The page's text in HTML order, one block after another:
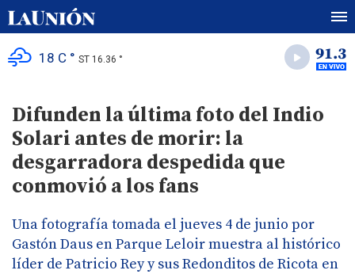
18 C ° ST 16.36 °
Difunden la última foto del Indio
Solari antes de morir: la
desgarradora despedida que
conmovió a los fans
Una fotografía tomada el jueves 4 de junio por
Gastón Daus en Parque Leloir muestra al histórico
líder de Patricio Rey y sus Redonditos de Ricota en